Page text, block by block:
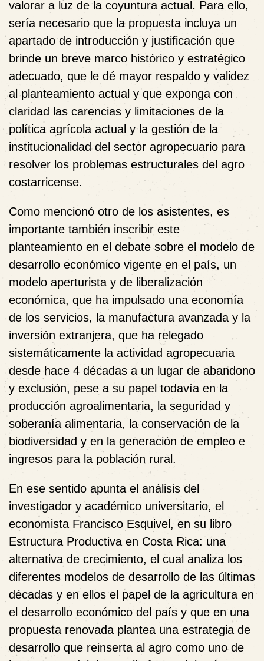
valorar a luz de la coyuntura actual. Para ello,
sería necesario que la propuesta incluya un
apartado de introducción y justificación que
brinde un breve marco histórico y estratégico
adecuado, que le dé mayor respaldo y validez
al planteamiento actual y que exponga con
claridad las carencias y limitaciones de la
política agrícola actual y la gestión de la
institucionalidad del sector agropecuario para
resolver los problemas estructurales del agro
costarricense.
Como mencionó otro de los asistentes, es
importante también inscribir este
planteamiento en el debate sobre el modelo de
desarrollo económico vigente en el país, un
modelo aperturista y de liberalización
económica, que ha impulsado una economía
de los servicios, la manufactura avanzada y la
inversión extranjera, que ha relegado
sistemáticamente la actividad agropecuaria
desde hace 4 décadas a un lugar de abandono
y exclusión, pese a su papel todavía en la
producción agroalimentaria, la seguridad y
soberanía alimentaria, la conservación de la
biodiversidad y en la generación de empleo e
ingresos para la población rural.
En ese sentido apunta el análisis del
investigador y académico universitario, el
economista Francisco Esquivel , en su libro
Estructura Productiva en Costa Rica: una
alternativa de crecimiento, el cual analiza los
diferentes modelos de desarrollo de las últimas
décadas y en ellos el papel de la agricultura en
el desarrollo económico del país y que en una
propuesta renovada plantea una estrategia de
desarrollo que reinserta al agro como uno de